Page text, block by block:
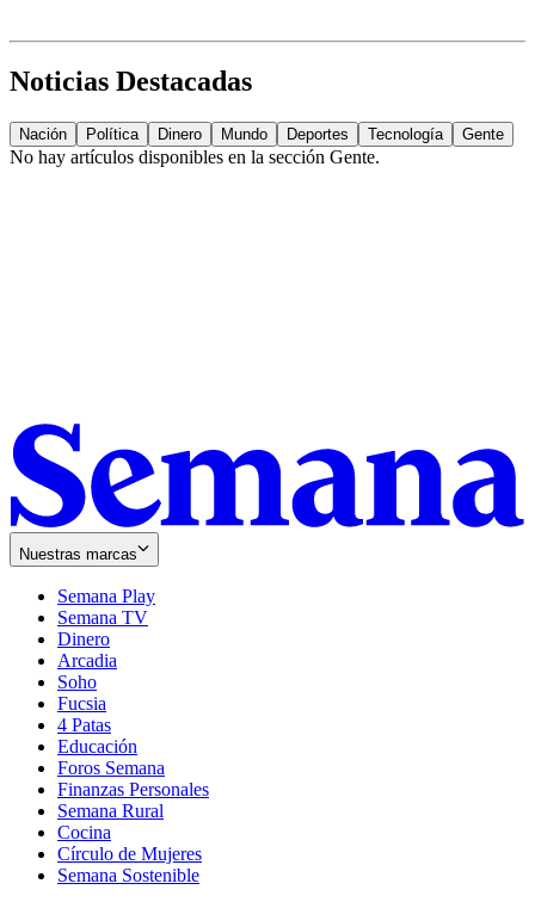
Noticias Destacadas
Nación Política Dinero Mundo Deportes Tecnología Gente
No hay artículos disponibles en la sección Gente.
Nuestras marcas
Semana Play
Semana TV
Dinero
Arcadia
Soho
in
new
window
Fucsia
in
new
window
4 Patas
Educación
Foros Semana
Finanzas Personales
Semana Rural
Cocina
Círculo de Mujeres
Semana Sostenible